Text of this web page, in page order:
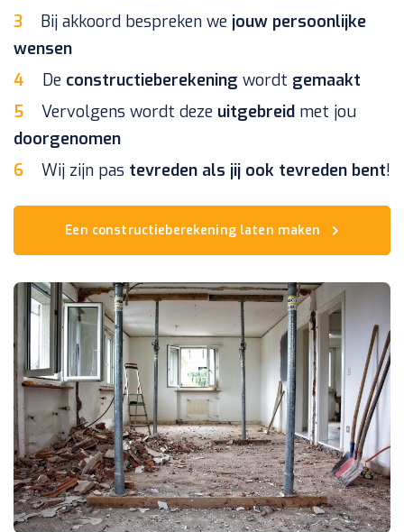
Bij akkoord bespreken we jouw persoonlijke
wensen
De constructieberekening wordt gemaakt
Vervolgens wordt deze uitgebreid met jou
doorgenomen
Wij zijn pas tevreden als jij ook tevreden bent!
Een constructieberekening laten maken